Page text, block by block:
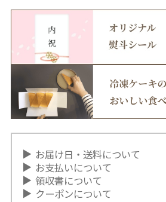
お届け日・送料について
お支払いについて
領収書について
クーポンについて